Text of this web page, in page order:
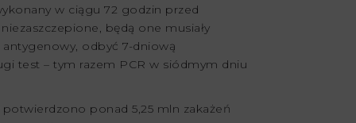
w ciągu 72 godzin przed
będą one musiały
odbyć 7-dniową
test – tym razem PCR w siódmym dniu
ponad 5,25 mln zakażeń